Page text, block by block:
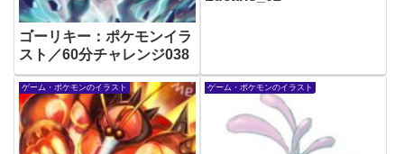
ゴーリキー：ポケモンイラ
スト／60分チャレンジ038
ゲーム・ポケモンのイラスト ゲーム・ポケモンのイラスト